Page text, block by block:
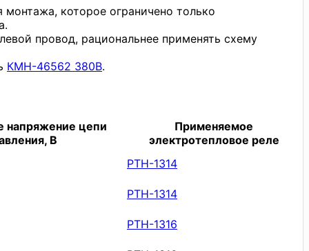
которое ограничено только
провод, рациональнее применять схему
КМН-46562 380В.
напряжение цепи
В
Применяемое
электротепловое реле
РТН-1314
РТН-1314
РТН-1316